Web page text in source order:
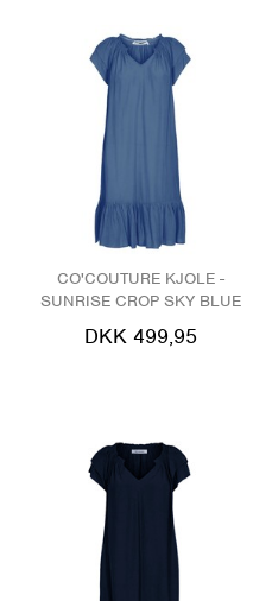
CO'COUTURE KJOLE -
SUNRISE CROP SKY BLUE
DKK 499,95